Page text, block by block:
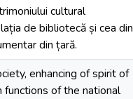
cultural
de bibliotecă și cea din
din țară.
enhancing of spirit of
functions of the national